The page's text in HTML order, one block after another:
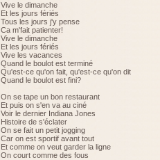
Vive le dimanche
Et les jours fériés
Tous les jours j'y pense
Ca m'fait patienter!
Vive le dimanche
Et les jours fériés
Vive les vacances
Quand le boulot est terminé
Qu'est-ce qu'on fait, qu'est-ce qu'on dit
Quand le boulot est fini?
On se tape un bon restaurant
Et puis on s'en va au ciné
Voir le dernier Indiana Jones
Histoire de s'éclater
On se fait un petit jogging
Car on est sportif avant tout
Et comme on veut garder la ligne
On court comme des fous